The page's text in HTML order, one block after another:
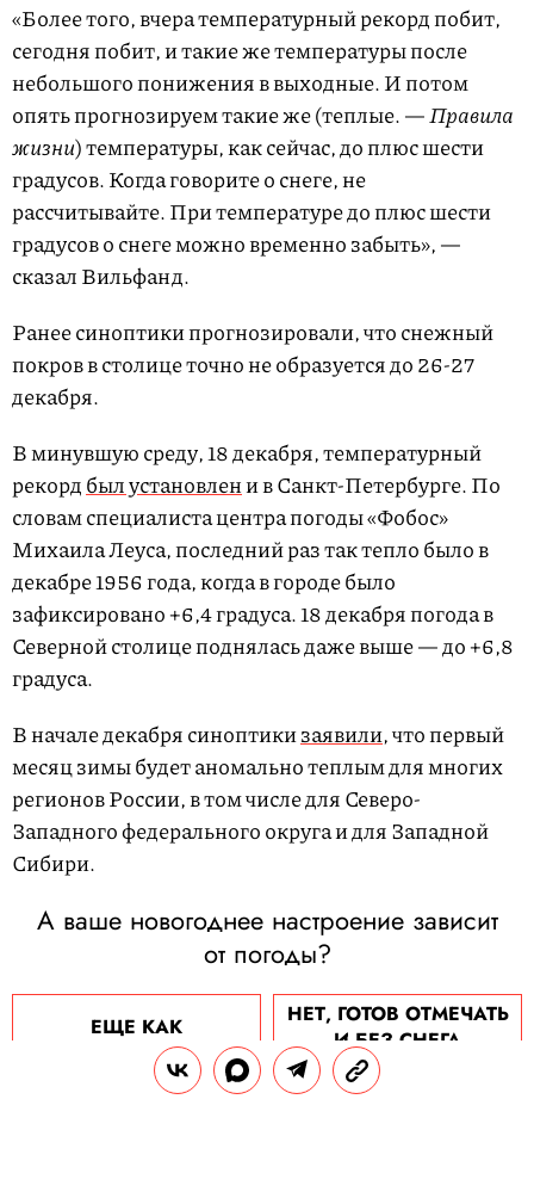
«Более того, вчера температурный рекорд побит,
сегодня побит, и такие же температуры после
небольшого понижения в выходные. И потом
опять прогнозируем такие же (теплые. —Правила
жизни) температуры, как сейчас, до плюс шести
градусов. Когда говорите о снеге, не
рассчитывайте. При температуре до плюс шести
градусов о снеге можно временно забыть», —
сказал Вильфанд.
Ранее синоптики прогнозировали, что снежный
покров в столице точно не образуется до 26-27
декабря.
В минувшую среду, 18 декабря, температурный
рекордбыл установлени в Санкт-Петербурге. По
словам специалиста центра погоды «Фобос»
Михаила Леуса, последний раз так тепло было в
декабре 1956 года, когда в городе было
зафиксировано +6,4 градуса. 18 декабря погода в
Северной столице поднялась даже выше — до +6,8
градуса.
В начале декабря синоптикизаявили, что первый
месяц зимы будет аномально теплым для многих
регионов России, в том числе для Северо-
Западного федерального округа и для Западной
Сибири.
А ваше новогоднее настроение зависит
от погоды?
ЕЩЕ КАК
НЕТ, ГОТОВ ОТМЕЧАТЬ
И БЕЗ СНЕГА
ЧИТАЙТЕ ТАКЖЕ: